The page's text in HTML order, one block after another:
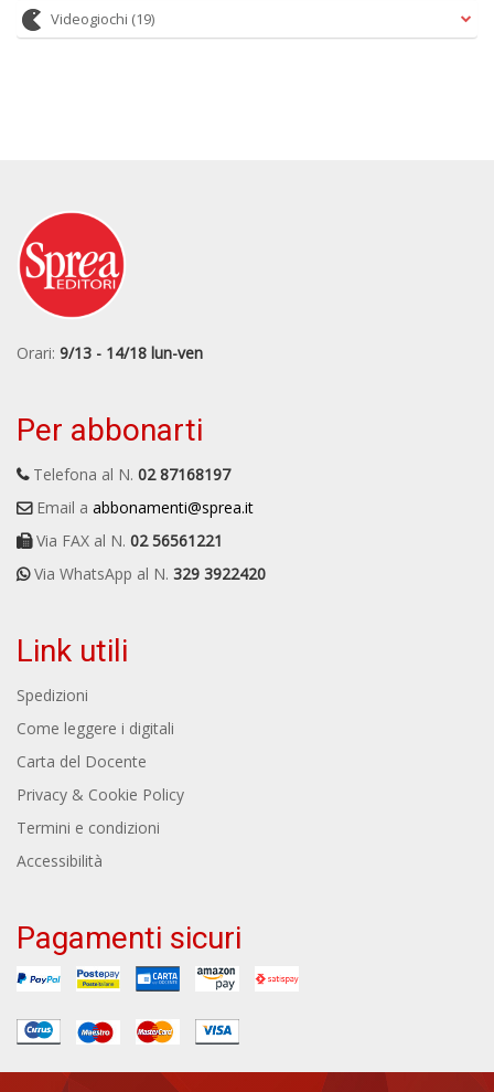
Videogiochi (19)
Orari: 9/13 - 14/18 lun-ven
Per abbonarti
Telefona al N. 02 87168197
Email a abbonamenti@sprea.it
Via FAX al N. 02 56561221
Via WhatsApp al N. 329 3922420
Link utili
Spedizioni
Come leggere i digitali
Carta del Docente
Privacy & Cookie Policy
Termini e condizioni
Accessibilità
Pagamenti sicuri